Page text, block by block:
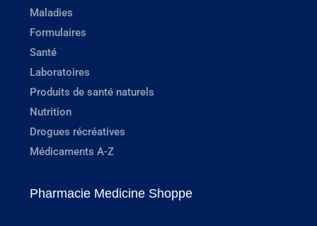
Maladies
Formulaires
Santé
Laboratoires
Produits de santé naturels
Nutrition
Drogues récréatives
Médicaments A-Z
Pharmacie Medicine Shoppe